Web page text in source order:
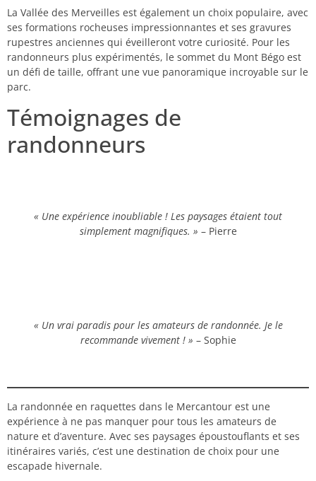
La Vallée des Merveilles est également un choix populaire, avec
ses formations rocheuses impressionnantes et ses gravures
rupestres anciennes qui éveilleront votre curiosité. Pour les
randonneurs plus expérimentés, le sommet du Mont Bégo est
un défi de taille, offrant une vue panoramique incroyable sur le
parc.
Témoignages de
randonneurs
« Une expérience inoubliable ! Les paysages étaient tout
simplement magnifiques. » – Pierre
« Un vrai paradis pour les amateurs de randonnée. Je le
recommande vivement ! » – Sophie
La randonnée en raquettes dans le Mercantour est une
expérience à ne pas manquer pour tous les amateurs de
nature et d’aventure. Avec ses paysages époustouflants et ses
itinéraires variés, c’est une destination de choix pour une
escapade hivernale.